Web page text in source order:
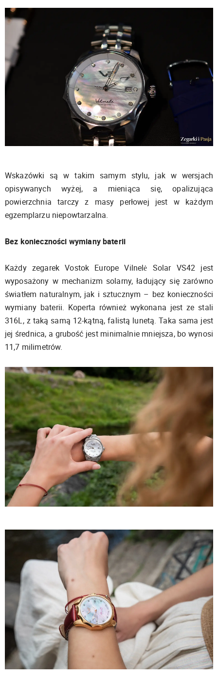
Wskazówki są w takim samym stylu, jak w wersjach
opisywanych wyżej, a mieniąca się, opalizująca
powierzchnia tarczy z masy perłowej jest w każdym
egzemplarzu niepowtarzalna.
Bez konieczności wymiany baterii
Każdy zegarek Vostok Europe Vilnelė Solar VS42 jest
wyposażony w mechanizm solarny, ładujący się zarówno
światłem naturalnym, jak i sztucznym – bez konieczności
wymiany baterii. Koperta również wykonana jest ze stali
316L, z taką samą 12-kątną, falistą lunetą. Taka sama jest
jej średnica, a grubość jest minimalnie mniejsza, bo wynosi
11,7 milimetrów.